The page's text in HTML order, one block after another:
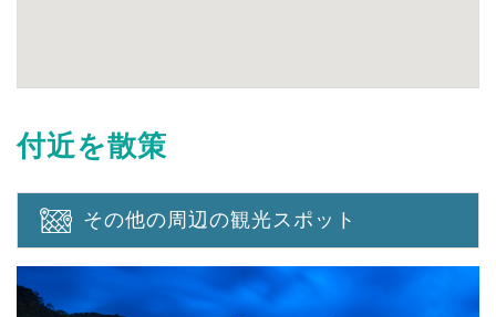
付近を散策
その他の周辺の観光スポット